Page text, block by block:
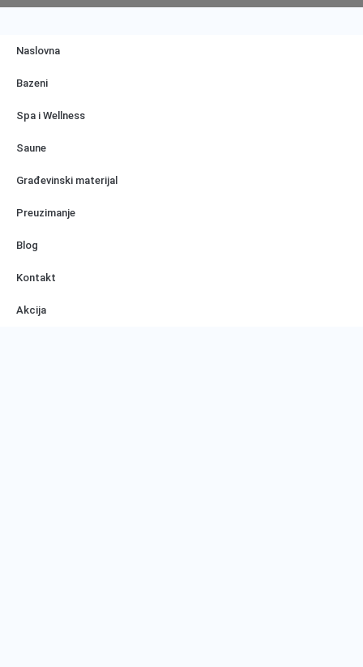
Naslovna
Bazeni
Spa i Wellness
Saune
Građevinski materijal
Preuzimanje
Blog
Kontakt
Akcija